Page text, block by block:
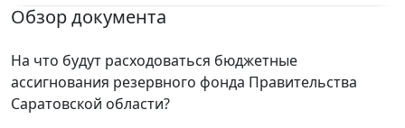
Обзор документа
На что будут расходоваться бюджетные
ассигнования резервного фонда Правительства
Саратовской области?